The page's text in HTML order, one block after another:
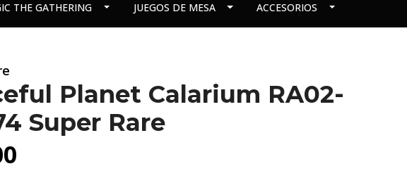
THE GATHERING JUEGOS DE MESA ACCESORIOS
Planet Calarium RA02-
Super Rare